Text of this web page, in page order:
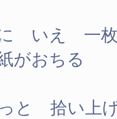
に いえ 一
がおちる
と 拾い上